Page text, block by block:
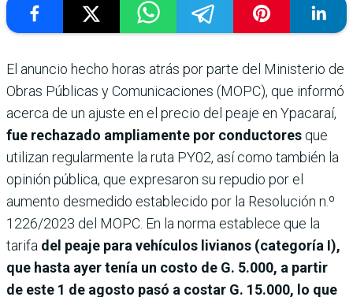
El anuncio hecho horas atrás por parte del Ministerio de
Obras Públicas y Comunicaciones (MOPC), que informó
acerca de un ajuste en el precio del peaje en Ypacaraí,
fue rechazado ampliamente por conductores que
utilizan regularmente la ruta PY02, así como también la
opinión pública, que expresaron su repudio por el
aumento desmedido establecido por la Resolución n.º
1226/2023 del MOPC. En la norma establece que la
tarifa del peaje para vehículos livianos (categoría I),
que hasta ayer tenía un costo de G. 5.000, a partir
de este 1 de agosto pasó a costar G. 15.000, lo que